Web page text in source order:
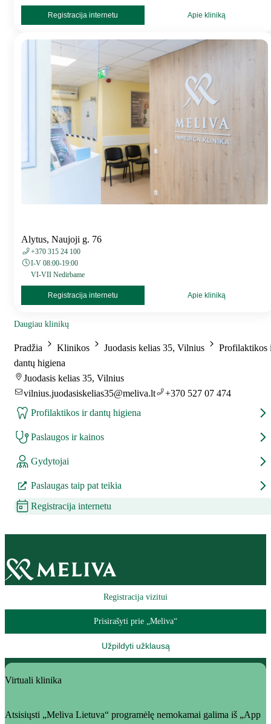
Registracija internetu Apie kliniką
Alytus, Naujoji g. 76
+370 315 24 100
I-V 08:00-19:00
VI-VII Nedirbame
Registracija internetu Apie kliniką
Daugiau klinikų
Pradžia Klinikos Juodasis kelias 35, Vilnius
Profilaktikos
dantų higiena
Juodasis kelias 35, Vilnius
vilnius.juodasiskelias35@meliva.lt
+370 527 07 474
Profilaktikos ir dantų higiena
Paslaugos ir kainos
Gydytojai
Paslaugas taip pat teikia
Registracija internetu
Registracija vizitui
Prisirašyti prie „Meliva“
Užpildyti užklausą
Virtuali klinika
Atsisiųsti „Meliva Lietuva“ programėlę nemokamai galima iš „App